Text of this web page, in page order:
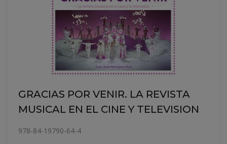
GRACIAS POR VENIR. LA REVISTA
MUSICAL EN EL CINE Y TELEVISION
978-84-19790-64-4